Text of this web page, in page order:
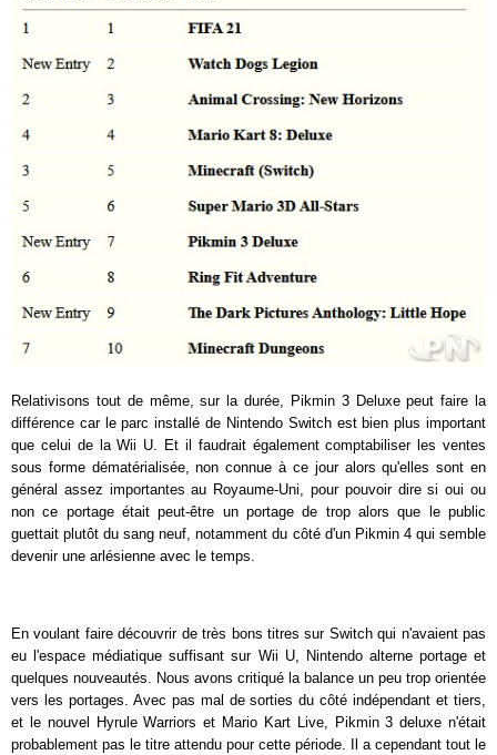
Relativisons tout de même, sur la durée, Pikmin 3 Deluxe peut faire la
différence car le parc installé de Nintendo Switch est bien plus important
que celui de la Wii U. Et il faudrait également comptabiliser les ventes
sous forme dématérialisée, non connue à ce jour alors qu'elles sont en
général assez importantes au Royaume-Uni, pour pouvoir dire si oui ou
non ce portage était peut-être un portage de trop alors que le public
guettait plutôt du sang neuf, notamment du côté d'un Pikmin 4 qui semble
devenir une arlésienne avec le temps.
En voulant faire découvrir de très bons titres sur Switch qui n'avaient pas
eu l'espace médiatique suffisant sur Wii U, Nintendo alterne portage et
quelques nouveautés. Nous avons critiqué la balance un peu trop orientée
vers les portages. Avec pas mal de sorties du côté indépendant et tiers,
et le nouvel Hyrule Warriors et Mario Kart Live, Pikmin 3 deluxe n'était
probablement pas le titre attendu pour cette période. Il a cependant tout le